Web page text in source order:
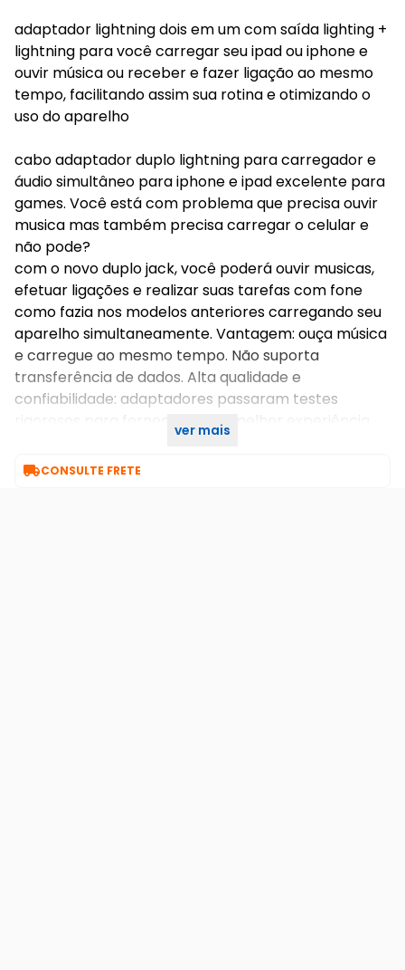
adaptador lightning dois em um com saída lighting +
lightning para você carregar seu ipad ou iphone e
ouvir música ou receber e fazer ligação ao mesmo
tempo, facilitando assim sua rotina e otimizando o
uso do aparelho
cabo adaptador duplo lightning para carregador e
áudio simultâneo para iphone e ipad excelente para
games. Você está com problema que precisa ouvir
musica mas também precisa carregar o celular e
não pode?
com o novo duplo jack, você poderá ouvir musicas,
efetuar ligações e realizar suas tarefas com fone
como fazia nos modelos anteriores carregando seu
aparelho simultaneamente. Vantagem: ouça música
e carregue ao mesmo tempo. Não suporta
transferência de dados. Alta qualidade e
confiabilidade: adaptadores passaram testes
rigorosos para fornecer-lhe a melhor experiência
ver mais
CONSULTE FRETE